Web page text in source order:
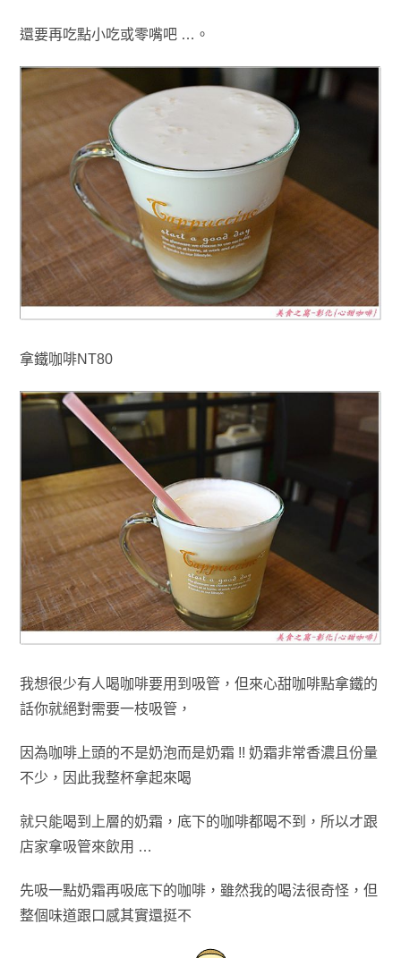
還要再吃點小吃或零嘴吧 … 。
拿鐵咖啡NT80
我想很少有人喝咖啡要用到吸管，但來心甜咖啡點拿鐵的
話你就絕對需要一枝吸管 ，
因為咖啡上頭的不是奶泡而是奶霜 !! 奶霜非常香濃且份量
不少 ， 因此我整杯拿起來喝
就只能喝到上層的奶霜 ，底下的咖啡都喝不到 ， 所以才跟
店家拿吸管來飲用 …
先吸一點奶霜再吸底下的咖啡，雖然我的喝法很奇怪，但
整個味道跟口感其實還挺不